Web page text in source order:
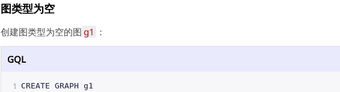
图类型为空
创建图类型为空的图 g1 ：
GQL
1 CREATE GRAPH g1